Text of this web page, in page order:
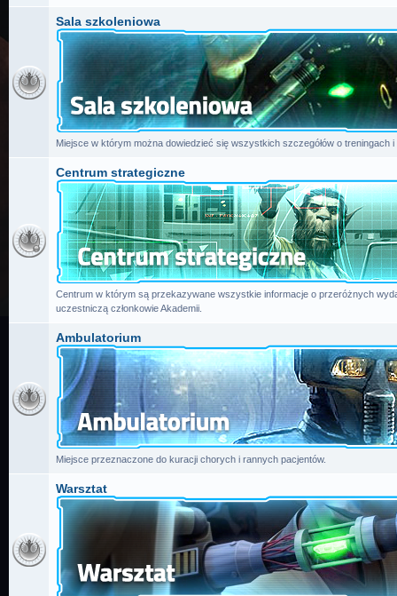
Sala szkoleniowa
Miejsce w którym można dowiedzieć się wszystkich szczegółów o treningach
Centrum strategiczne
Centrum w którym są przekazywane wszystkie informacje o przeróżnych
uczestniczą członkowie Akademii.
Ambulatorium
Miejsce przeznaczone do kuracji chorych i rannych pacjentów.
Warsztat